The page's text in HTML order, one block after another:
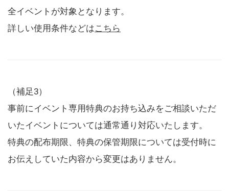
全イベントが対象となります。
詳しい使用条件などはこちら
（補足3）
事前にイベント専用特典のお持ち込みをご相談いただ
いたイベントについては通常通り対応いたします。
特典の配布期限、特典の保管期限については受付時に
お伝えしていた内容から変更はありません。